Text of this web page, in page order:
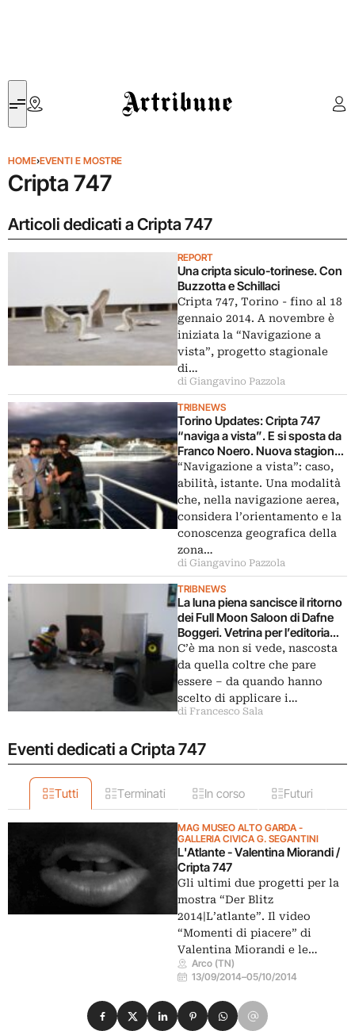
Artribune
HOME›EVENTI E MOSTRE
Cripta 747
Articoli dedicati a Cripta 747
REPORT
Una cripta siculo-torinese. Con
Buzzotta e Schillaci
Cripta 747, Torino - fino al 18
gennaio 2014. A novembre è
iniziata la “Navigazione a
vista”, progetto stagionale
di…
di Giangavino Pazzola
TRIBNEWS
Torino Updates: Cripta 747
“naviga a vista”. E si sposta da
Franco Noero. Nuova stagione
e nuova location temporanea
per lo spazio progetto
reinventatosi in forma nomade
“Navigazione a vista”: caso,
abilità, istante. Una modalità
che, nella navigazione aerea,
considera l’orientamento e la
conoscenza geografica della
zona…
di Giangavino Pazzola
TRIBNEWS
La luna piena sancisce il ritorno
dei Full Moon Saloon di Dafne
Boggeri. Vetrina per l’editoria
indipendente, tra arte e fanzine:
a Milano un mini salone dove si
tenta pure la fortuna. Con la
lotteria di Cripta 747
C’è ma non si vede, nascosta
da quella coltre che pare
essere – da quando hanno
scelto di applicare i…
di Francesco Sala
Eventi dedicati a Cripta 747
Tutti Terminati In corso Futuri
MAG MUSEO ALTO GARDA -
GALLERIA CIVICA G. SEGANTINI
L'Atlante - Valentina Miorandi /
Cripta 747
Gli ultimi due progetti per la
mostra “Der Blitz
2014|L’atlante”. Il video
“Momenti di piacere” di
Valentina Miorandi e le…
Arco (TN)
13/09/2014–05/10/2014
Condividi su Facebook
Condividi su X
Condividi su LinkedIn
Condividi su Pinterest
Condividi su WhatsApp
Condividi su Email